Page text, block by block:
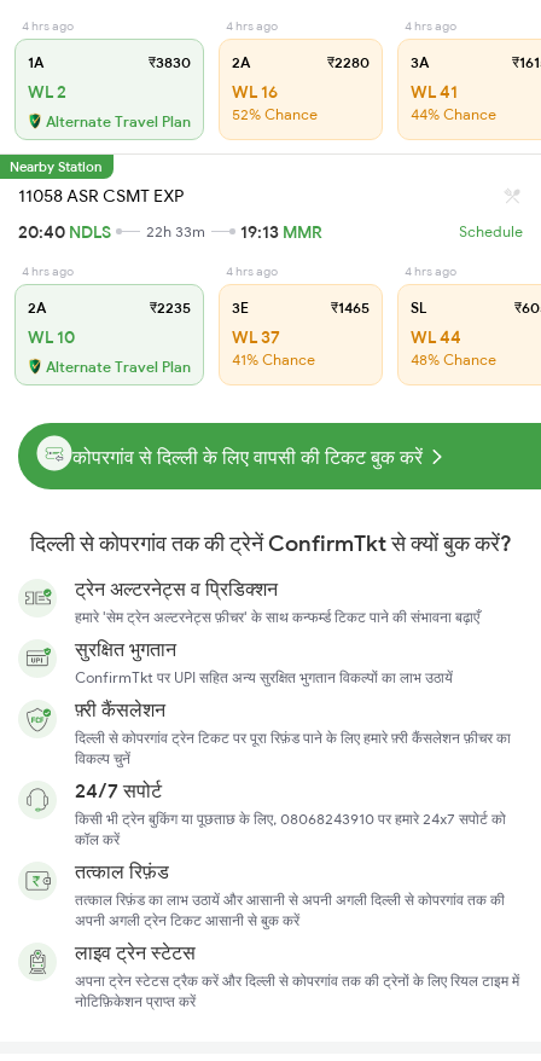
4 hrs ago
1A ₹3830
WL 2
Alternate Travel Plan
4 hrs ago
2A ₹2280
WL 16
52% Chance
4 hrs ago
3A
WL 41
44% Chance
Nearby Station
11058 ASR CSMT EXP
20:40 NDLS 22h 33m 19:13 MMR Schedule
4 hrs ago
2A ₹2235
WL 10
Alternate Travel Plan
4 hrs ago
3E ₹1465
WL 37
41% Chance
4 hrs ago
SL
WL 44
48% Chance
कोपरगांव से दिल्ली के लिए वापसी की टिकट बुक करें
दिल्ली से कोपरगांव तक की ट्रेनें ConfirmTkt से क्यों बुक करें?
ट्रेन अल्टरनेट्स व प्रिडिक्शन
हमारे 'सेम ट्रेन अल्टरनेट्स फ़ीचर' के साथ कन्फर्म्ड टिकट पाने की संभावना बढ़ाएँ
सुरक्षित भुगतान
ConfirmTkt पर UPI सहित अन्य सुरक्षित भुगतान विकल्पों का लाभ उठायें
फ़्री कैंसलेशन
दिल्ली से कोपरगांव ट्रेन टिकट पर पूरा रिफ़ंड पाने के लिए हमारे फ़्री कैंसलेशन फ़ीचर का
विकल्प चुनें
24/7 सपोर्ट
किसी भी ट्रेन बुकिंग या पूछताछ के लिए, 08068243910 पर हमारे 24x7 सपोर्ट को
कॉल करें
तत्काल रिफ़ंड
तत्काल रिफ़ंड का लाभ उठायें और आसानी से अपनी अगली दिल्ली से कोपरगांव तक की
अपनी अगली ट्रेन टिकट आसानी से बुक करें
लाइव ट्रेन स्टेटस
अपना ट्रेन स्टेटस ट्रैक करें और दिल्ली से कोपरगांव तक की ट्रेनों के लिए रियल टाइम में
नोटिफ़िकेशन प्राप्त करें